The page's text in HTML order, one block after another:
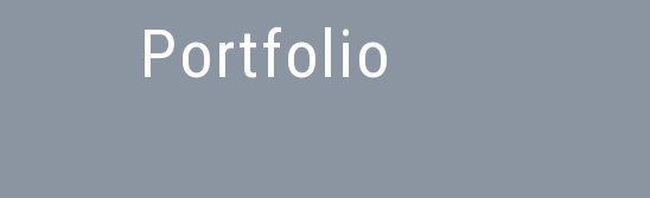
Portfolio